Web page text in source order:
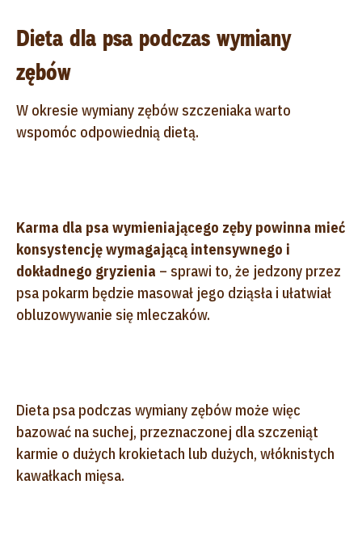
Dieta dla psa podczas wymiany
zębów
W okresie wymiany zębów szczeniaka warto
wspomóc odpowiednią dietą.
Karma dla psa wymieniającego zęby powinna mieć
konsystencję wymagającą intensywnego i
dokładnego gryzienia – sprawi to, że jedzony przez
psa pokarm będzie masował jego dziąsła i ułatwiał
obluzowywanie się mleczaków.
Dieta psa podczas wymiany zębów może więc
bazować na suchej, przeznaczonej dla szczeniąt
karmie o dużych krokietach lub dużych, włóknistych
kawałkach mięsa.